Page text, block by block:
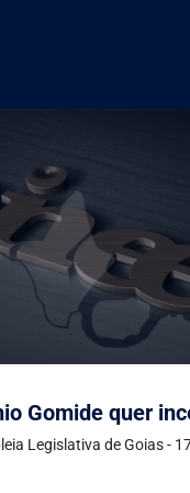
Gomide quer
Legislativa de Goias -